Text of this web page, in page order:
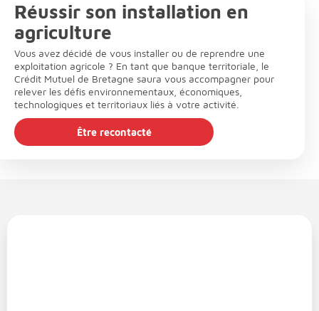
Réussir son installation en
agriculture
Vous avez décidé de vous installer ou de reprendre une
exploitation agricole ? En tant que banque territoriale, le
Crédit Mutuel de Bretagne saura vous accompagner pour
relever les défis environnementaux, économiques,
technologiques et territoriaux liés à votre activité.
Être recontacté